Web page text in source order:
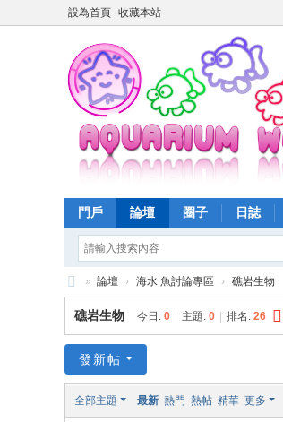
設為首頁 收藏本站
門戶 論壇 圈子 日誌
魚
樂
界
» 論壇 › 海水 魚討論專區 › 礁岩生物
礁岩生物 今日: 0 主題: 0 排名: 26
發新帖
全部主題 最新 熱門 熱帖 精華 更多